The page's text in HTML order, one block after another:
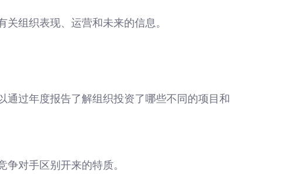
组织表现、运营和未来的信息。
过年度报告了解组织投资了哪些不同的项目和
对手区别开来的特质。